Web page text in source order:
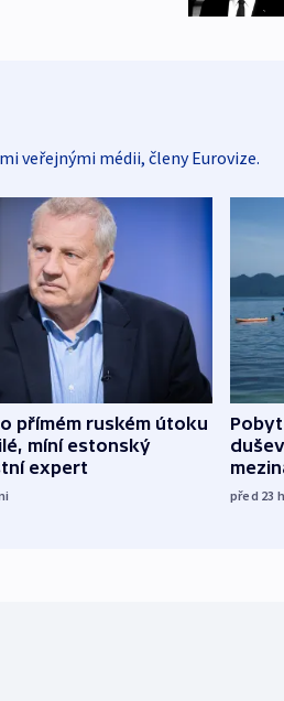
veřejnými médii, členy Eurovize.
přímém ruském útoku
míní estonský
expert
před 23